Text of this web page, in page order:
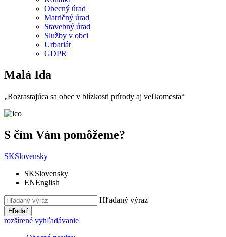
Obecný úrad
Matričný úrad
Stavebný úrad
Služby v obci
Urbariát
GDPR
Malá Ida
„Rozrastajúca sa obec v blízkosti prírody aj veľkomesta“
S čím Vám pomôžeme?
SKSlovensky
SKSlovensky
ENEnglish
Hľadaný výraz
Hľadať
rozšírené vyhľadávanie